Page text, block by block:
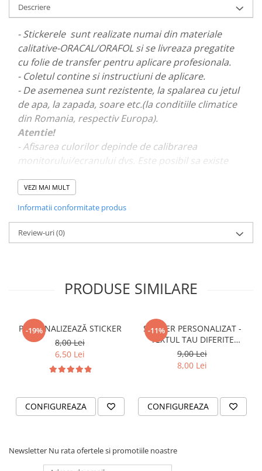
PARASOLARE
PAUL WALKER STICKER
PENTRU FETE
PRODUSE IN TRENDING
SETURI STICKERE
STICKERE CAPAC REZERVOR
STICKERE CRĂCIUN
STICKERE CU ANIMALE
STICKERE GEAM MIC
STICKERE PENTRU CAPOTA
STICKERE PENTRU LATERALE
STICKERE PERSONALIZATE
STICKERE PRAGURI
STICKERE UTILAJE AGRICOLE
STICKERE PERSONALIZATE
PRODUSE PERSONALIZATE FIRME
CARTI DE VIZITA
ECHIPAMENT DE LUCRU
PLACUTE INFORMATIVE
BANNERE PERSONALIZATE
TRICOURI MĂRCI AUTO
TRICOURI AUDI
Descriere
- Stickerele sunt realizate numai din materiale
calitative-ORACAL/ORAFOL si se livreaza pregatite
cu folie de transfer pentru aplicare profesionala.
- Coletul contine si instructiuni de aplicare.
- De asemenea sunt rezistente, la spalarea cu jetul
de apa, la zapada, soare etc.(la conditiile climatice
din Romania, respectiv Europa).
Atentie!
- Afisarea culorilor depinde de calibrarea
monitorului/ecranului dvs. Este posibil sa existe
- Pentru stickere personalizate si pentru a vizualiza
portofoliul nostru va rugam sa ne contactati
VEZI MAI MULT
Informatii conformitate produs
Review-uri(0)
PRODUSE SIMILARE
-19%
PERSONALIZEAZĂ STICKER
8,00 Lei
6,50 Lei
CONFIGUREAZA
-11%
STICKER PERSONALIZAT -
TEXTUL TAU DIFERITE
FONTURI
9,00 Lei
8,00 Lei
CONFIGUREAZA
Newsletter Nu rata ofertele si promotiile noastre